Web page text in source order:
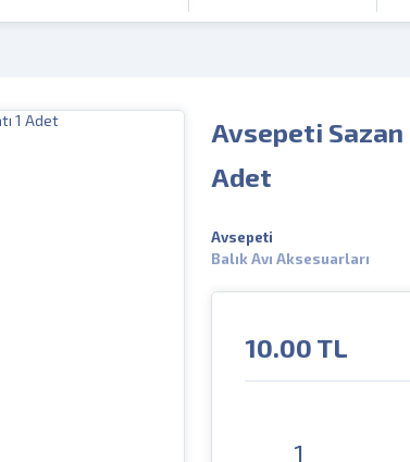
Avsepeti Sazan
Adet
Avsepeti
Balık Avı Aksesuarları
10.00 TL